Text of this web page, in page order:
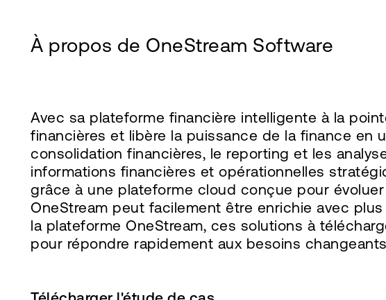
À propos de OneStream Software
Avec sa plateforme financière intelligente à la
financières et libère la puissance de la finance en
consolidation financières, le reporting et les
informations financières et opérationnelles
grâce à une plateforme cloud conçue pour
OneStream peut facilement être enrichie avec
la plateforme OneStream, ces solutions à
pour répondre rapidement aux besoins